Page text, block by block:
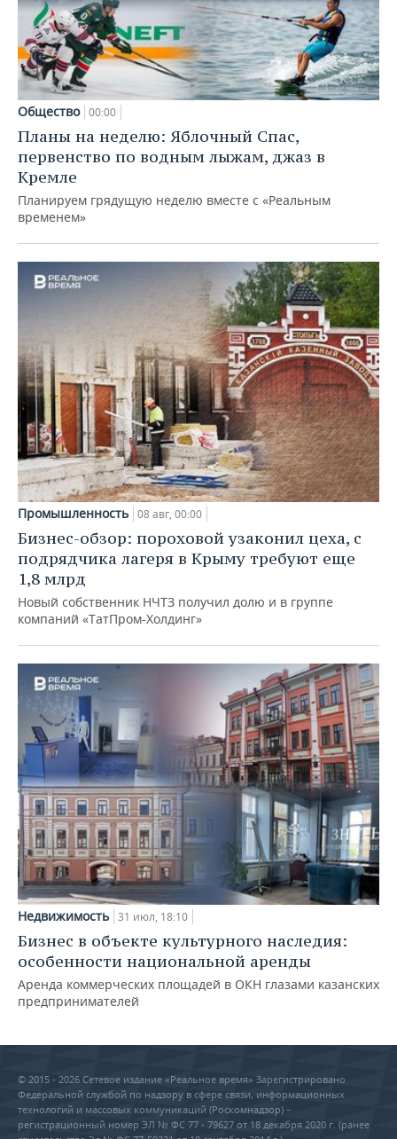
Общество 00:00
Планы на неделю: Яблочный Спас,
первенство по водным лыжам, джаз в
Кремле
Планируем грядущую неделю вместе с «Реальным
временем»
Промышленность 08 авг, 00:00
Бизнес-обзор: пороховой узаконил цеха, с
подрядчика лагеря в Крыму требуют еще
1,8 млрд
Новый собственник НЧТЗ получил долю и в группе
компаний «ТатПром-Холдинг»
Недвижимость 31 июл, 18:10
Бизнес в объекте культурного наследия:
особенности национальной аренды
Аренда коммерческих площадей в ОКН глазами казанских
предпринимателей
© 2015 - 2026 Сетевое издание «Реальное время» Зарегистрировано
Федеральной службой по надзору в сфере связи, информационных
технологий и массовых коммуникаций (Роскомнадзор) –
регистрационный номер ЭЛ № ФС 77 - 79627 от 18 декабря 2020 г. (ранее